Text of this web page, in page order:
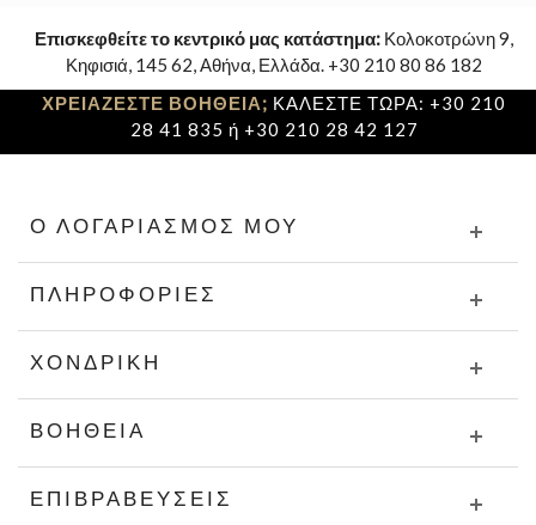
Επισκεφθείτε το κεντρικό μας κατάστημα: Κολοκοτρώνη 9,
Κηφισιά, 145 62, Αθήνα, Ελλάδα. +30 210 80 86 182
ΧΡΕΙΑΖΕΣΤΕ ΒΟΗΘΕΙΑ; ΚΑΛΕΣΤΕ ΤΩΡΑ: +30 210
28 41 835 ή +30 210 28 42 127
Ο ΛΟΓΑΡΙΑΣΜΌΣ ΜΟΥ
ΠΛΗΡΟΦΟΡΊΕΣ
ΧΟΝΔΡΙΚΉ
ΒΟΉΘΕΙΑ
ΕΠΙΒΡΑΒΕΎΣΕΙΣ